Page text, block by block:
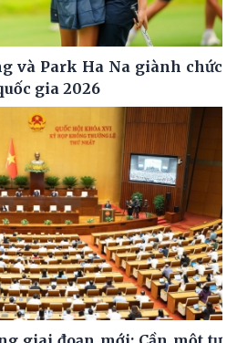
và Park Ha Na giành chức
gia 2026